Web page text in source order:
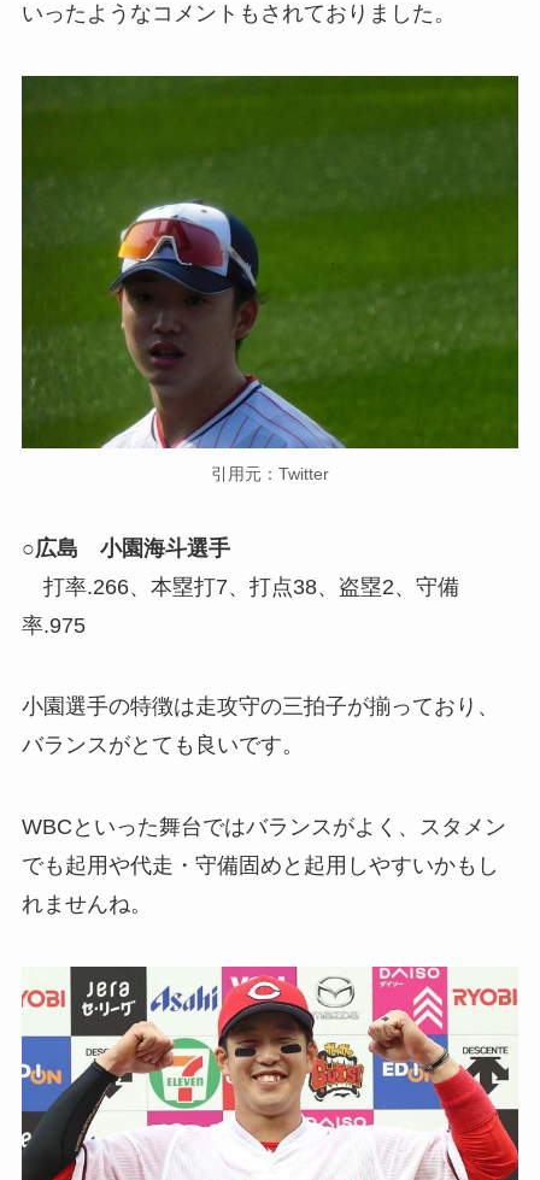
いったようなコメントもされておりました。
引用元：Twitter
○広島 小園海斗選手
打率.266、本塁打7、打点38、盗塁2、守備
率.975
小園選手の特徴は走攻守の三拍子が揃っており、
バランスがとても良いです。
WBCといった舞台ではバランスがよく、スタメン
でも起用や代走・守備固めと起用しやすいかもし
れませんね。